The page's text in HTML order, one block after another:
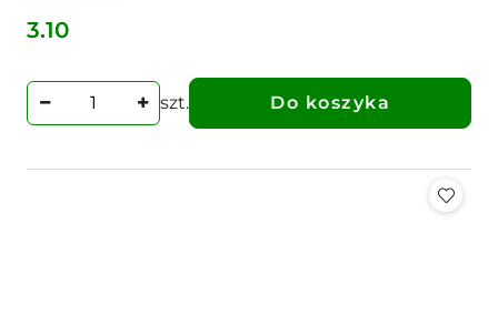
Cena:
3.10
szt. Do koszyka